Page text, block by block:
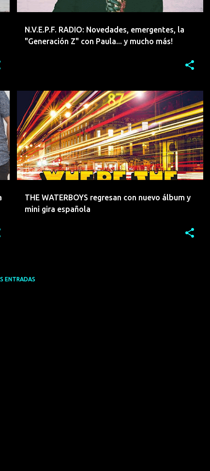
N.V.E.P.F. RADIO: Novedades, emergentes, la
"Generación Z" con Paula... y mucho más!
THE WATERBOYS regresan con nuevo álbum y
mini gira española
CONCIERTOS LANZAMIENTOS NOVEDADES +
THE WATERBOYS
ENTRADAS